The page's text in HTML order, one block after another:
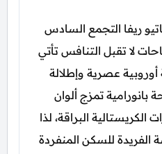
ريفا التجمع السادس
لا تقبل التنافس تأتي
عصرية وإطلالة
بانورامية تمزج ألوان
الكريستالية البراقة، لذا
الفريدة للسكن المنفردة